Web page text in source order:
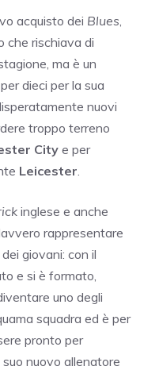
acquisto dei Blues,
che rischiava di
ma è un
dieci per la sua
nuovi
troppo terreno
City e per
Leicester.
inglese e anche
rappresentare
giovani: con il
e si è formato,
uno degli
squadra ed è per
pronto per
nuovo allenatore